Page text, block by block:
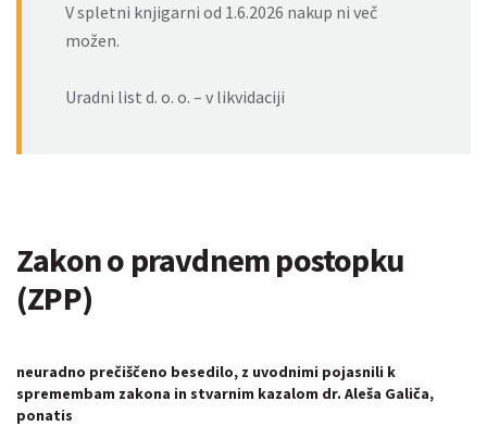
V spletni knjigarni od 1.6.2026 nakup ni več
možen.
Uradni list d. o. o. – v likvidaciji
Zakon o pravdnem postopku
(ZPP)
neuradno prečiščeno besedilo, z uvodnimi pojasnili k
spremembam zakona in stvarnim kazalom dr. Aleša Galiča,
ponatis